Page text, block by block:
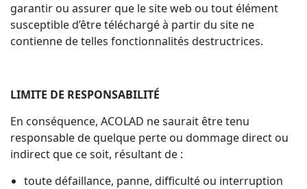
garantir ou assurer que le site web ou tout élément
susceptible d’être téléchargé à partir du site ne
contienne de telles fonctionnalités destructrices.
LIMITE DE RESPONSABILITÉ
En conséquence, ACOLAD ne saurait être tenu
responsable de quelque perte ou dommage direct ou
indirect que ce soit, résultant de :
toute défaillance, panne, difficulté ou interruption